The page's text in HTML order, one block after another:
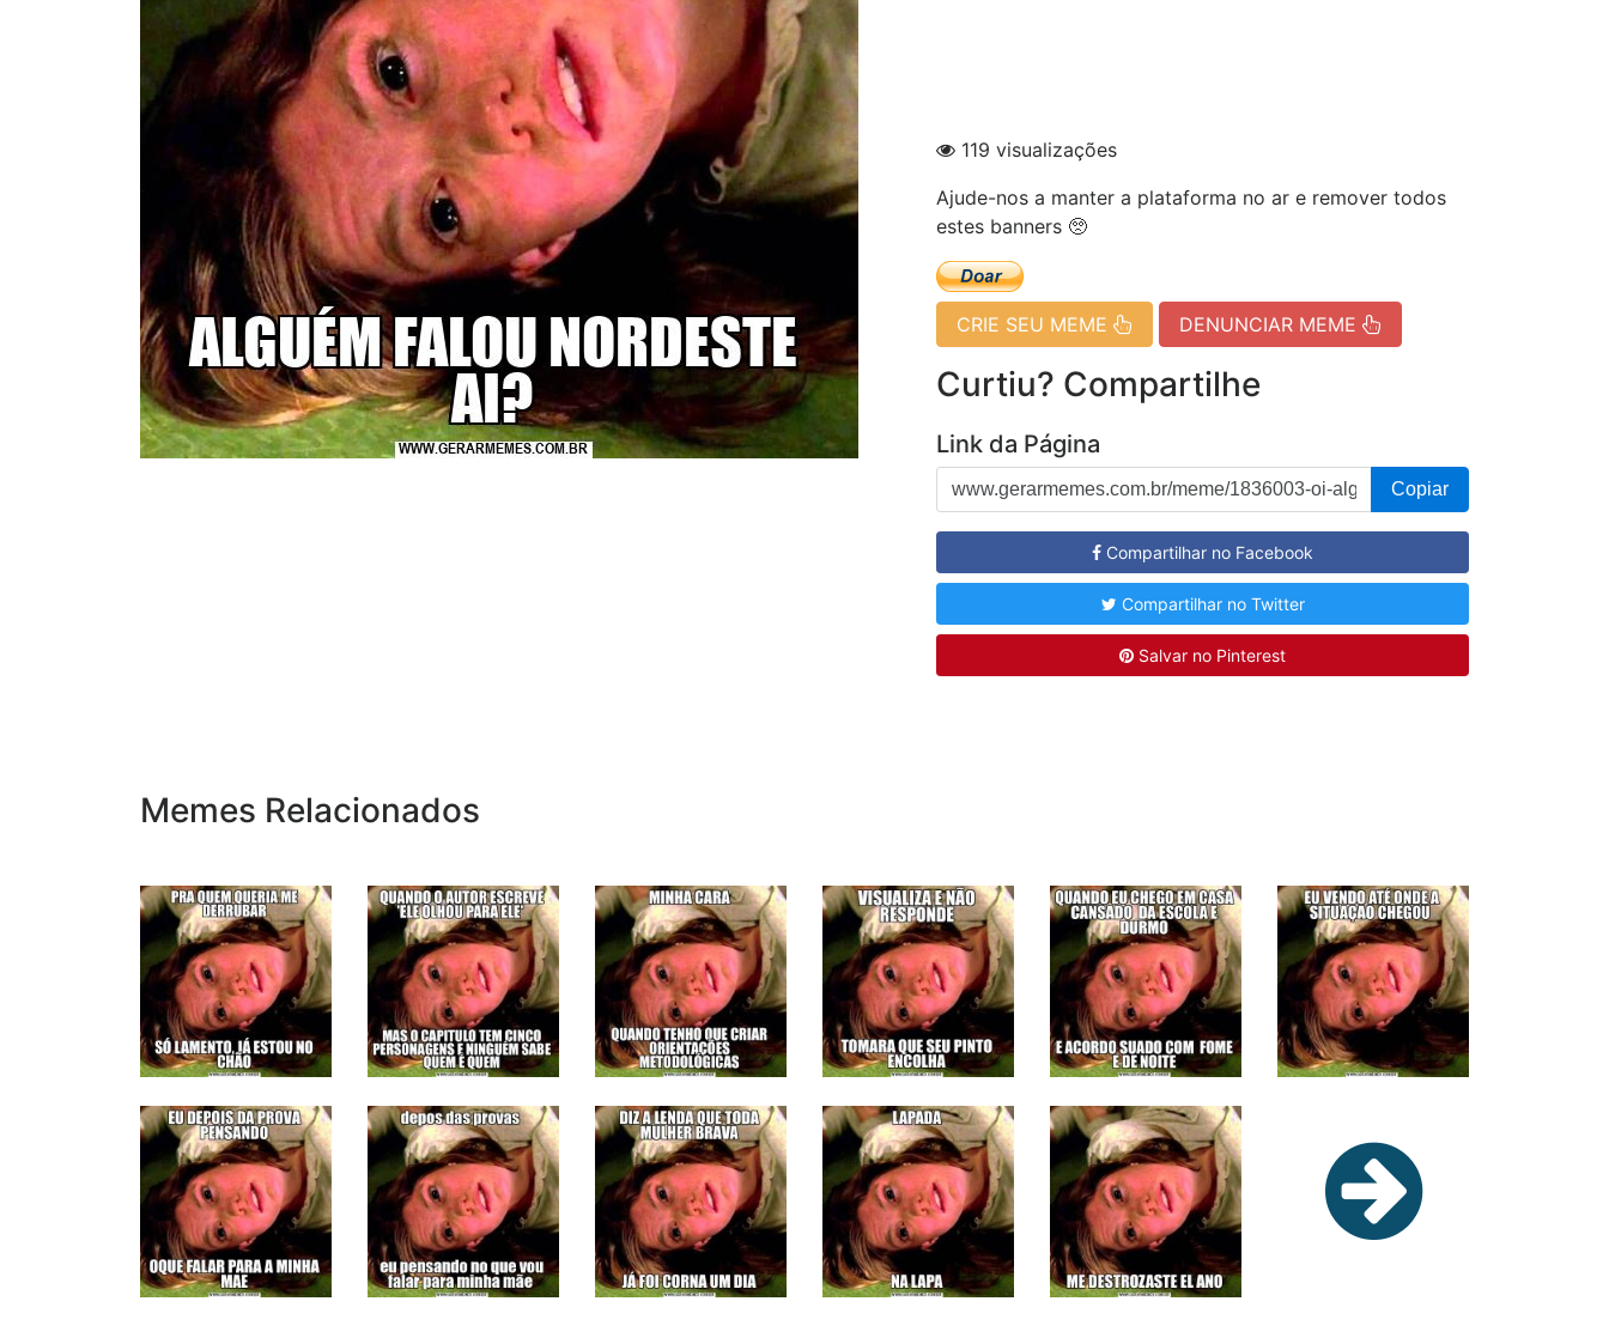
119 visualizações
Ajude-nos a manter a plataforma no ar e remover todos
estes banners 🥺
CRIE SEU MEME DENUNCIAR MEME
Curtiu? Compartilhe
Link da Página
Copiar
Compartilhar no Facebook
Compartilhar no Twitter
Salvar no Pinterest
Memes Relacionados